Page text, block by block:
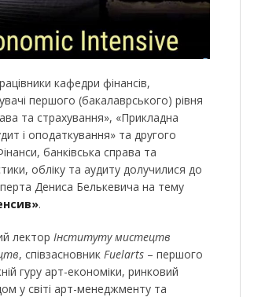
кафедри фінансів,
першого (бакалаврського) рівня
та страхування», «Прикладна
і оподаткування» та другого
банківська справа та
обліку та аудиту долучилися до
Дениса Белькевича на тему
.
лектор Інституту мистецтв
, співзасновник Fuelarts – першого
гуру арт-економіки, ринковий
у світі арт-менеджменту та